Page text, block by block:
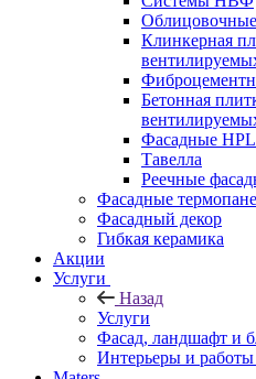
Клинкерная
Бетонная
Фасадные
Тавелла
Реечные
Фасадные
Фасадный декор
Гибкая керамика
Акции
Услуги
Назад
Услуги
Фасад, ландшафт и
Интерьеры и